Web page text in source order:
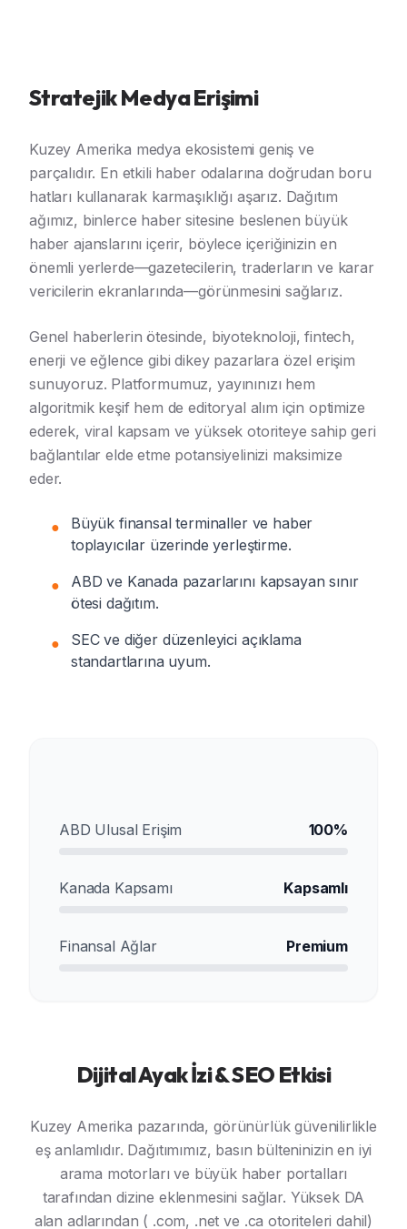
Stratejik Medya Erişimi
Kuzey Amerika medya ekosistemi geniş ve
parçalıdır. En etkili haber odalarına doğrudan boru
hatları kullanarak karmaşıklığı aşarız. Dağıtım
ağımız, binlerce haber sitesine beslenen büyük
haber ajanslarını içerir, böylece içeriğinizin en
önemli yerlerde—gazetecilerin, traderların ve karar
vericilerin ekranlarında—görünmesini sağlarız.
Genel haberlerin ötesinde, biyoteknoloji, fintech,
enerji ve eğlence gibi dikey pazarlara özel erişim
sunuyoruz. Platformumuz, yayınınızı hem
algoritmik keşif hem de editoryal alım için optimize
ederek, viral kapsam ve yüksek otoriteye sahip geri
bağlantılar elde etme potansiyelinizi maksimize
eder.
●
Büyük finansal terminaller ve haber
toplayıcılar üzerinde yerleştirme.
●
ABD ve Kanada pazarlarını kapsayan sınır
ötesi dağıtım.
●
SEC ve diğer düzenleyici açıklama
standartlarına uyum.
ABD Ulusal Erişim 100%
Kanada Kapsamı Kapsamlı
Finansal Ağlar Premium
Dijital Ayak İzi & SEO Etkisi
Kuzey Amerika pazarında, görünürlük güvenilirlikle
eş anlamlıdır. Dağıtımımız, basın bülteninizin en iyi
arama motorları ve büyük haber portalları
tarafından dizine eklenmesini sağlar. Yüksek DA
alan adlarından ( .com, .net ve .ca otoriteleri dahil)